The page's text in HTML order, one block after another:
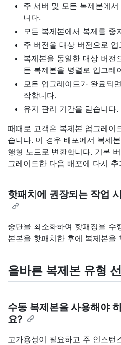
주 서버 및 모든 복제본에
니다.
모든 복제본에서 복제를 중
주 버전을 대상 버전으로 업
복제본을 동일한 대상 버전
든 복제본을 병렬로 업그레
모든 업그레이드가 완료되
작합니다.
유지 관리 기간을 닫습니다.
때때로 고객은 복제본 업그레이
습니다. 이 경우 배포에서 복제
행형 노드로 변환합니다. 기본
그레이드한 다음 배포에 다시 추
핫패치에 권장되는 작업
중단을 최소화하여 핫패칭을 수
본본을 핫패치한 후에 복제본을
올바른 복제본 유형
수동 복제본을 사용해야
요?
고가용성이 필요하고 주 인스턴